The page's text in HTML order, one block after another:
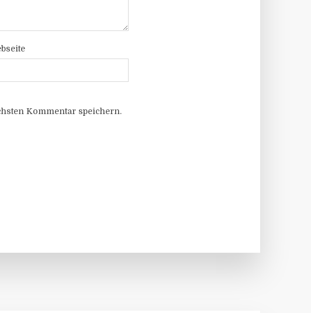
Kommentar speichern.